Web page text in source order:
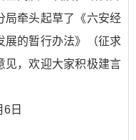
局牵头起草了《六安经
展的暂行办法》（征求
见，欢迎大家积极建言
日